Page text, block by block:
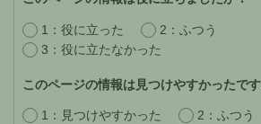
1：役に立った
2：ふつう
3：役に立たなかった
このページの情報は見つけやすかったで
1：見つけやすかった
2：ふつう